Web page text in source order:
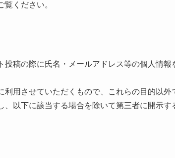
覧ください。
投稿の際に氏名・メールアドレス等の個人情報
用させていただくもので、これらの目的以外
以下に該当する場合を除いて第三者に開示す